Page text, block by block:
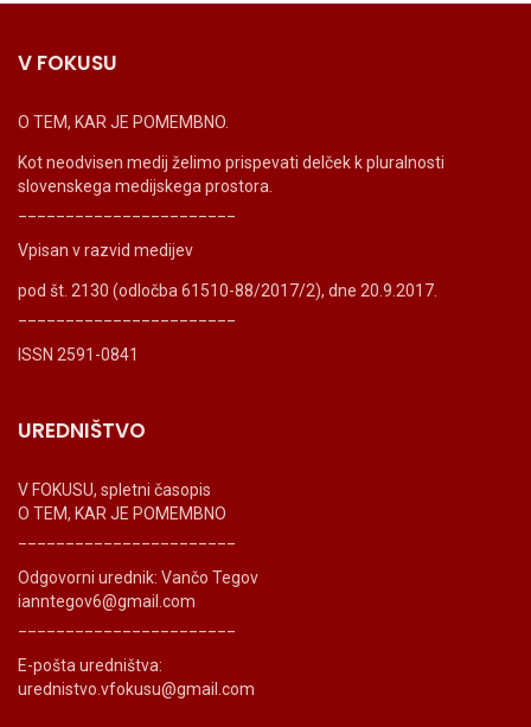
V FOKUSU
O TEM, KAR JE POMEMBNO.
Kot neodvisen medij želimo prispevati delček k pluralnosti
slovenskega medijskega prostora.
Vpisan v razvid medijev
pod št. 2130 (odločba 61510-88/2017/2), dne 20.9.2017.
ISSN 2591-0841
UREDNIŠTVO
V FOKUSU, spletni časopis
O TEM, KAR JE POMEMBNO
Odgovorni urednik: Vančo Tegov
ianntegov6@gmail.com
E-pošta uredništva:
urednistvo.vfokusu@gmail.com